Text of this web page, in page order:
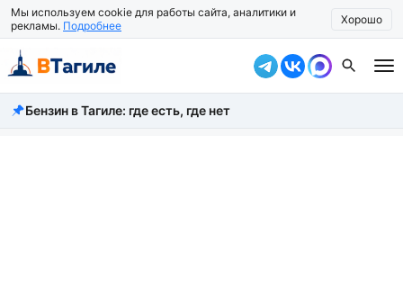
Мы используем cookie для работы сайта, аналитики и
рекламы. Подробнее Хорошо
Все новости
Бензин в Тагиле: где есть, где нет